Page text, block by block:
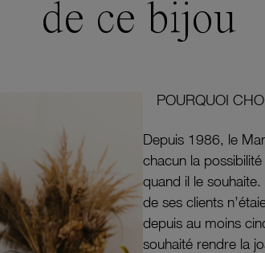
de ce bijou
POURQUOI
Depuis 1986, le
chacun la
quand il le
de ses clients
depuis au moins
souhaité rendre la